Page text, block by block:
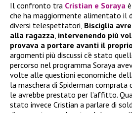
Il confronto tra Cristian e Soraya
che ha maggiormente alimentato il
diversi telespettatori, Bisciglia
alla ragazza, intervenendo più
provava a portare avanti il
argomenti più discussi c’è stato
percorso nel programma Soraya
volte alle questioni economiche
la maschera di Spiderman comprata
le avrebbe prestato per l’affitto.
stato invece Cristian a parlare di